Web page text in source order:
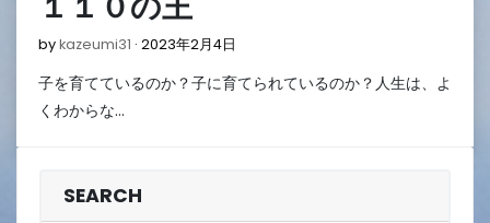
bykazeumi31 2023年2月4日
2
子を育てているのか？子に育てられているのか？人生は、よ
くわからな…
SEARCH